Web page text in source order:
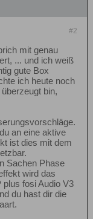
#2
mit genau
... und ich weiß
gute Box
ich heute noch
bin,
an eine aktive
ist dies mit dem
Sachen Phase
wird das
plus fosi Audio V3
du hast dir die